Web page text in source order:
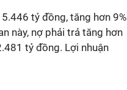
tỷ đồng, tăng hơn 9%
này, nợ phải trả tăng hơn
tỷ đồng. Lợi nhuận